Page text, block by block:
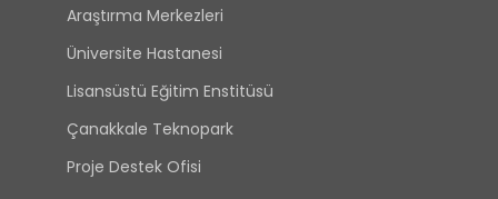
Araştırma Merkezleri
Üniversite Hastanesi
Lisansüstü Eğitim Enstitüsü
Çanakkale Teknopark
Proje Destek Ofisi